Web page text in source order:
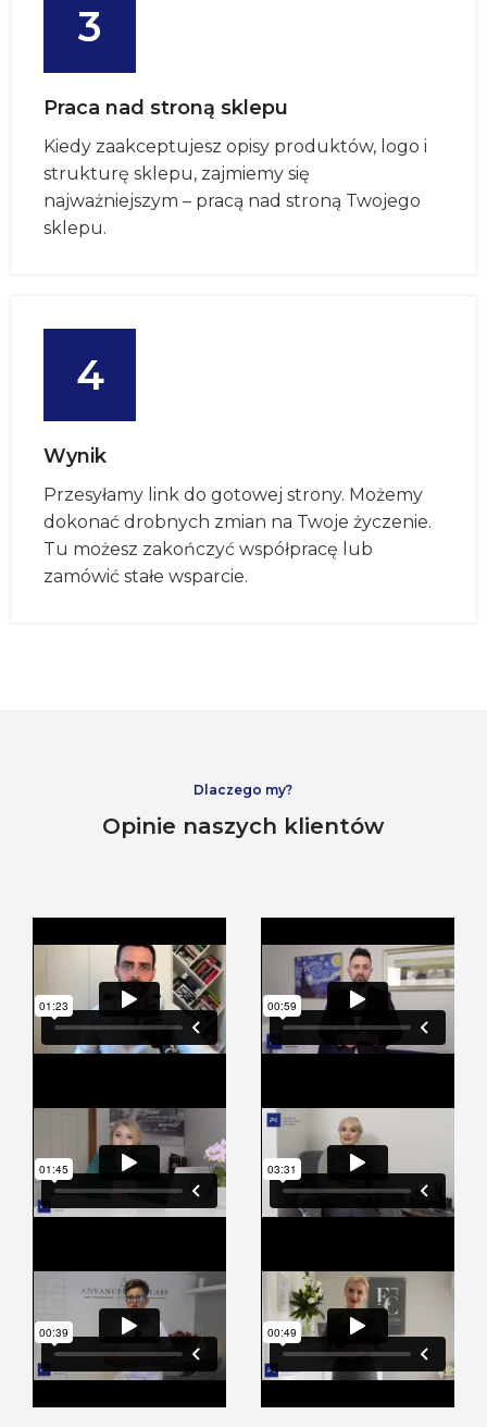
3
Praca nad stroną sklepu
Kiedy zaakceptujesz opisy produktów, logo i
strukturę sklepu, zajmiemy się
najważniejszym – pracą nad stroną Twojego
sklepu.
4
Wynik
Przesyłamy link do gotowej strony. Możemy
dokonać drobnych zmian na Twoje życzenie.
Tu możesz zakończyć współpracę lub
zamówić stałe wsparcie.
Dlaczego my?
Opinie naszych klientów